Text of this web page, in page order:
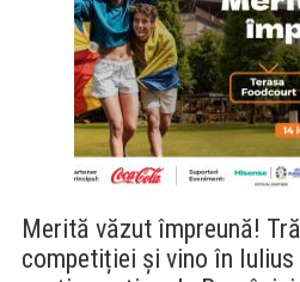
Merită văzut împreună!
competiției și vino în Iulius